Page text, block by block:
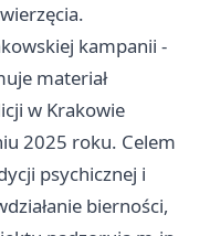
kampanii -
materiał
w Krakowie
2025 roku. Celem
psychicznej i
bierności,